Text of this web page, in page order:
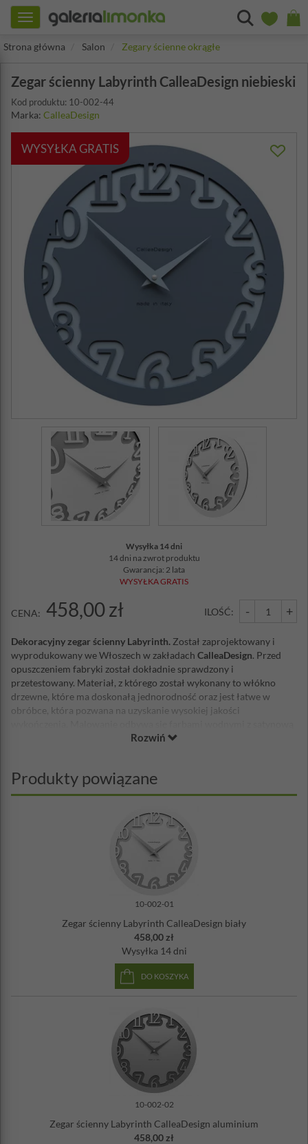
Toggle
navigation
Strona główna
Salon Zegary ścienne okrągłe
Zegar ścienny Labyrinth CalleaDesign niebieski
Kod produktu: 10-002-44
Marka: CalleaDesign
WYSYŁKA GRATIS
Wysyłka 14 dni
14 dni na zwrot produktu
Gwarancja: 2 lata
WYSYŁKA GRATIS
CENA: 458,00 zł ILOŚĆ: - +
Dekoracyjny zegar ścienny Labyrinth. Został zaprojektowany i
wyprodukowany we Włoszech w zakładach CalleaDesign. Przed
opuszczeniem fabryki został dokładnie sprawdzony i
przetestowany. Materiał, z którego został wykonany to włókno
drzewne, które ma doskonałą jednorodność oraz jest łatwe w
obróbce, która pozwana na uzyskanie wysokiej jakości
powierzchnią. Mechanizm zegara wyprodukowany został w
Duracell AA oraz zestaw montażowy.
Średnica: 30 cm
Materiał: włókno drzewne, wskazówki metalowe
Zasilanie: bateria AA (w zestawie)
Zestaw montażowy w zestawie
Rozwiń
Produkty powiązane
10-002-01
Zegar ścienny Labyrinth CalleaDesign biały
458,00 zł
Wysyłka 14 dni
DO KOSZYKA
10-002-02
Zegar ścienny Labyrinth CalleaDesign aluminium
458,00 zł